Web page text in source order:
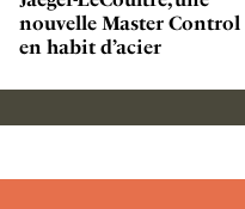
nouvelle Master Control
en habit d’acier